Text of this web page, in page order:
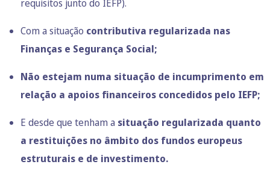
requisitos junto do IEFP).
Com a situação contributiva regularizada nas
Finanças e Segurança Social;
Não estejam numa situação de incumprimento em
relação a apoios financeiros concedidos pelo IEFP;
E desde que tenham a situação regularizada quanto
a restituições no âmbito dos fundos europeus
estruturais e de investimento.